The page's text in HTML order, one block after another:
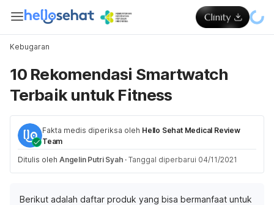
Kebugaran
10 Rekomendasi Smartwatch
Terbaik untuk Fitness
Fakta medis diperiksa oleh Hello Sehat Medical Review
Team
Ditulis oleh Angelin Putri Syah · Tanggal diperbarui 04/11/2021
Berikut adalah daftar produk yang bisa bermanfaat untuk